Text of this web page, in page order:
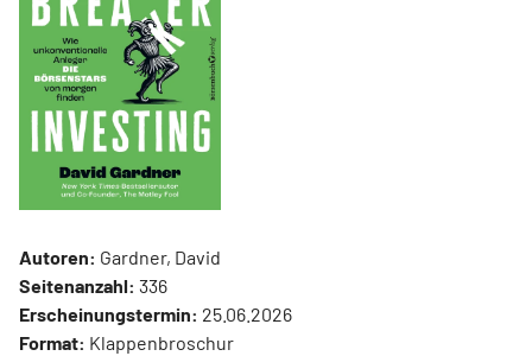
Autoren: Gardner, David
Seitenanzahl: 336
Erscheinungstermin: 25.06.2026
Format: Klappenbroschur